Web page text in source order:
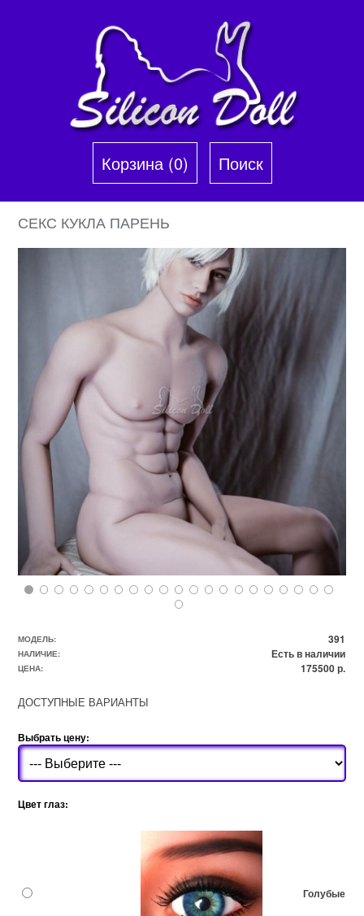
Корзина (0)‎ Поиск
СЕКС КУКЛА ПАРЕНЬ
МОДЕЛЬ: 391
НАЛИЧИЕ: Есть в наличии
ЦЕНА: 175500 р.
ДОСТУПНЫЕ ВАРИАНТЫ
Выбрать цену:
Цвет глаз:
Голубые